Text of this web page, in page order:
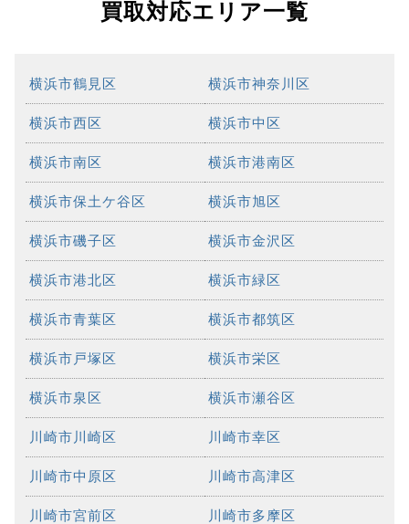
買取対応エリア一覧
横浜市鶴見区 横浜市神奈川区
横浜市西区 横浜市中区
横浜市南区 横浜市港南区
横浜市保土ケ谷区 横浜市旭区
横浜市磯子区 横浜市金沢区
横浜市港北区 横浜市緑区
横浜市青葉区 横浜市都筑区
横浜市戸塚区 横浜市栄区
横浜市泉区 横浜市瀬谷区
川崎市川崎区 川崎市幸区
川崎市中原区 川崎市高津区
川崎市宮前区 川崎市多摩区